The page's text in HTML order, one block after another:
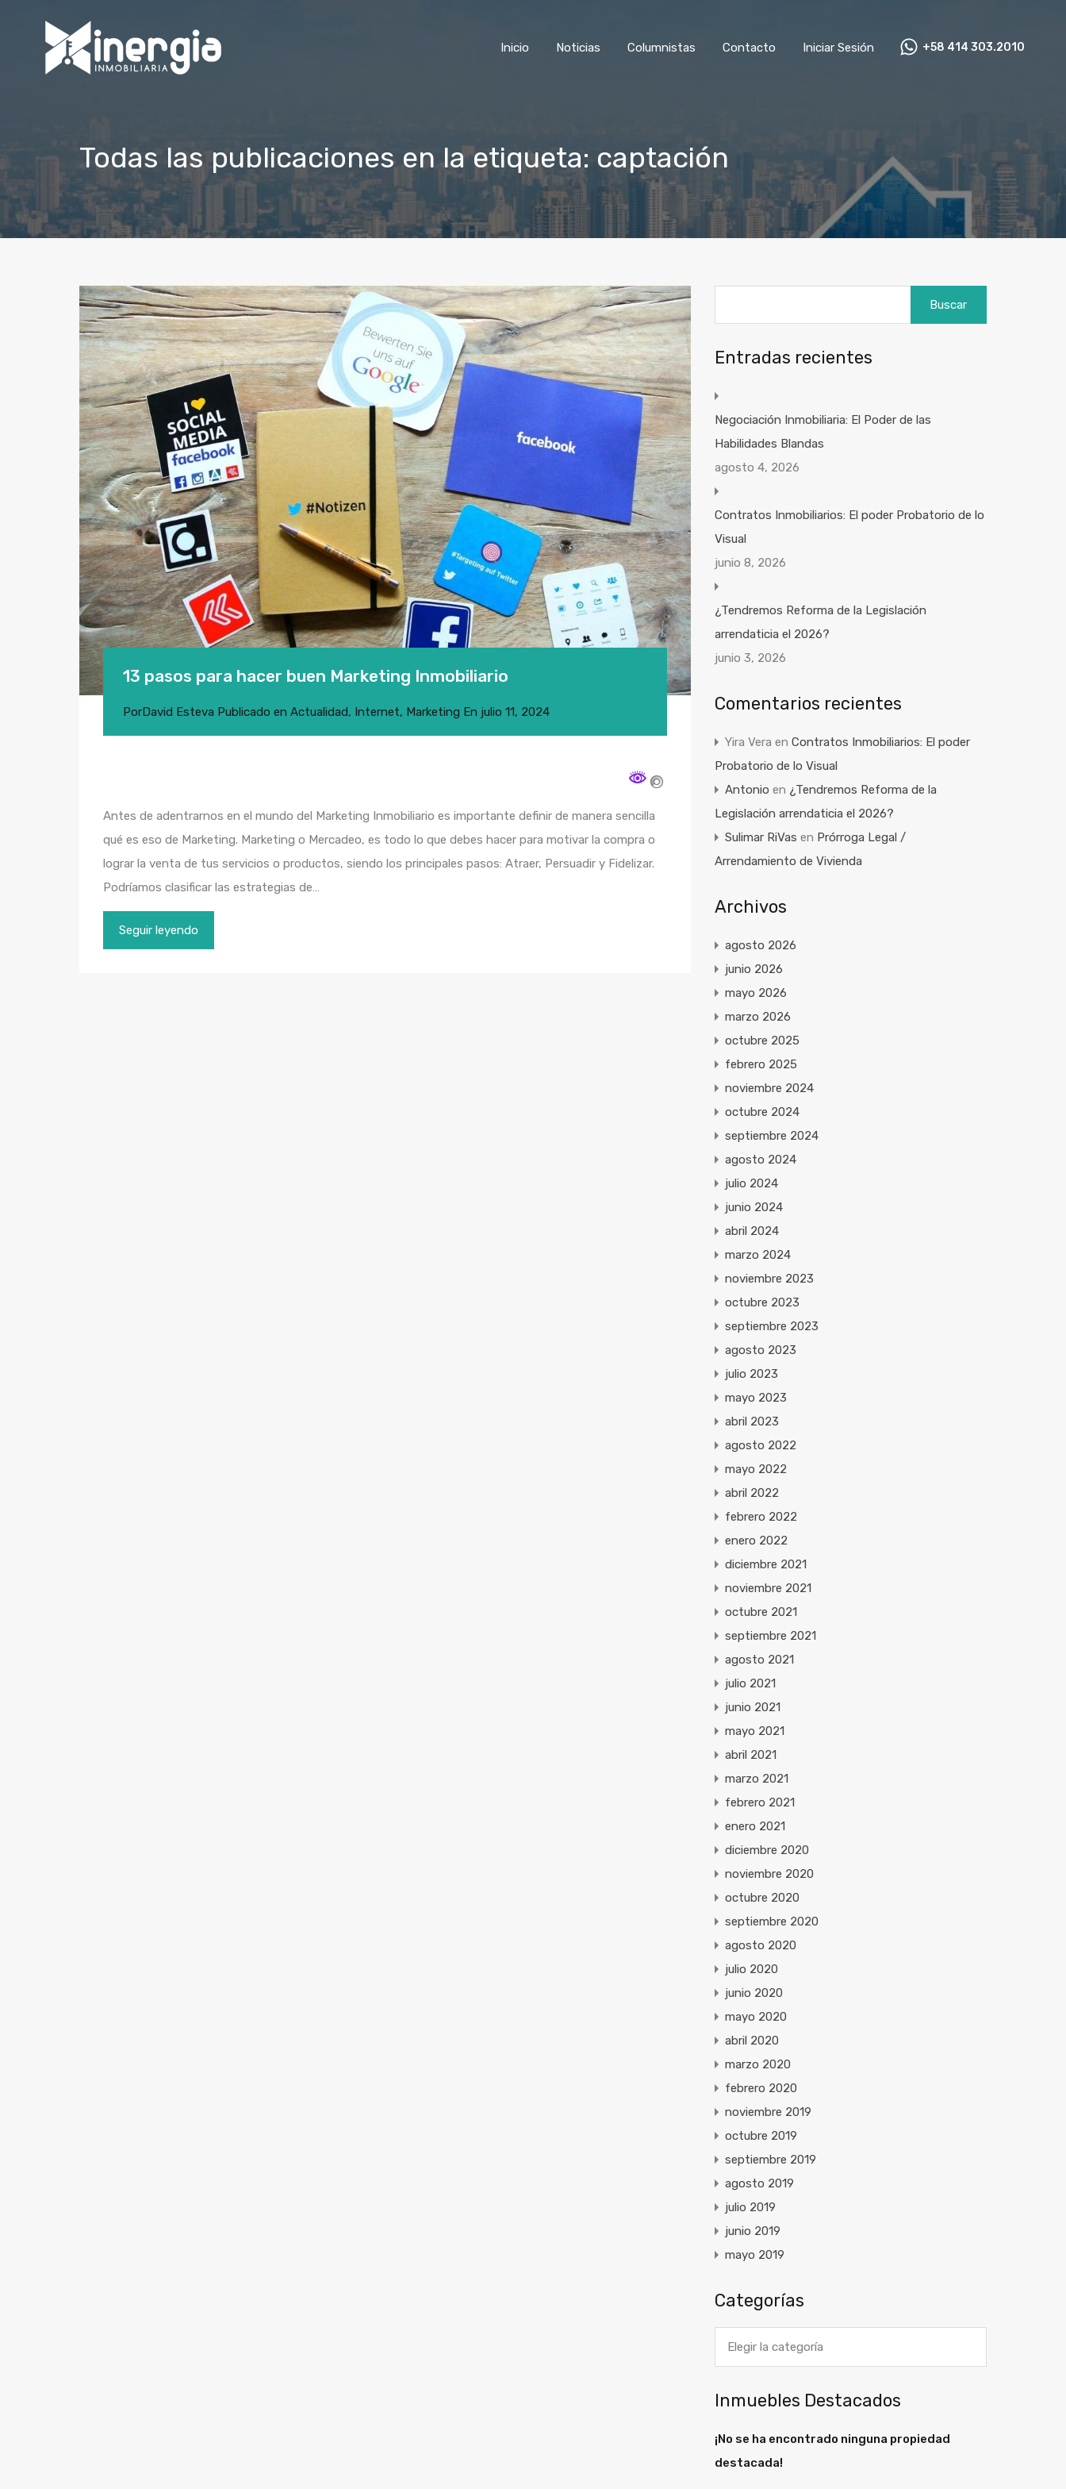
Inicio Noticias Columnistas Contacto Iniciar Sesión +58 414 303.2010
Todas las publicaciones en la etiqueta: captación
13 pasos para hacer buen Marketing Inmobiliario
PorDavid Esteva Publicado en Actualidad, Internet, Marketing En julio 11, 2024
Antes de adentrarnos en el mundo del Marketing Inmobiliario es importante definir de manera sencilla
qué es eso de Marketing. Marketing o Mercadeo, es todo lo que debes hacer para motivar la compra o
lograr la venta de tus servicios o productos, siendo los principales pasos: Atraer, Persuadir y Fidelizar.
Podríamos clasificar las estrategias de…
Seguir leyendo
Entradas recientes
Negociación Inmobiliaria: El Poder de las
Habilidades Blandas
agosto 4, 2026
Contratos Inmobiliarios: El poder Probatorio de lo
Visual
junio 8, 2026
¿Tendremos Reforma de la Legislación
arrendaticia el 2026?
junio 3, 2026
Comentarios recientes
Yira Vera en Contratos Inmobiliarios: El poder
Probatorio de lo Visual
Antonio en ¿Tendremos Reforma de la
Legislación arrendaticia el 2026?
Sulimar RiVas en Prórroga Legal /
Arrendamiento de Vivienda
Archivos
agosto 2026
junio 2026
mayo 2026
marzo 2026
octubre 2025
febrero 2025
noviembre 2024
octubre 2024
septiembre 2024
agosto 2024
julio 2024
junio 2024
abril 2024
marzo 2024
noviembre 2023
octubre 2023
septiembre 2023
agosto 2023
julio 2023
mayo 2023
abril 2023
agosto 2022
mayo 2022
abril 2022
febrero 2022
enero 2022
diciembre 2021
noviembre 2021
octubre 2021
septiembre 2021
agosto 2021
julio 2021
junio 2021
mayo 2021
abril 2021
marzo 2021
febrero 2021
enero 2021
diciembre 2020
noviembre 2020
octubre 2020
septiembre 2020
agosto 2020
julio 2020
junio 2020
mayo 2020
abril 2020
marzo 2020
febrero 2020
noviembre 2019
octubre 2019
septiembre 2019
agosto 2019
julio 2019
junio 2019
mayo 2019
Categorías
Inmuebles Destacados
¡No se ha encontrado ninguna propiedad
destacada!